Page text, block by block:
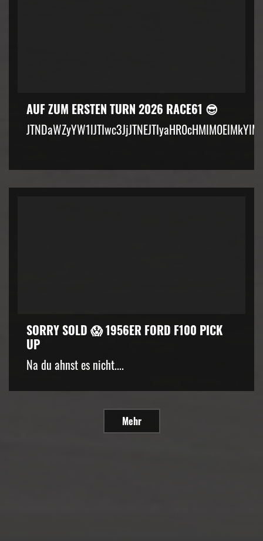
AUF ZUM ERSTEN TURN 2026 RACE61 😎
SORRY SOLD 😱 1956ER FORD F100 PICK
UP
Na du ahnst es nicht....
Mehr